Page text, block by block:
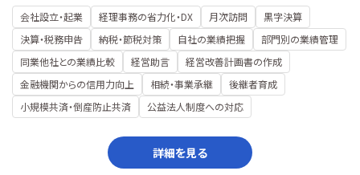
会社設立・起業 経理事務の省力化・DX 月次訪問
黒字決算
決算・税務申告
納税・節税対策 自社の業績把握
部門別の業績管理
同業他社との業績比較
経営助言
経営改善計画書の作成
金融機関からの信用力向上
相続・事業承継
後継者育成
小規模共済・倒産防止共済
公益法人制度への対応
詳細を見る